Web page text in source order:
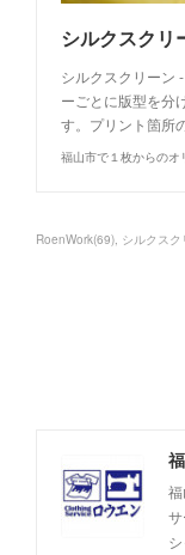
シルクスクリ
シルクスクリーン
ーごとに版型を分
す。プリント箇所
RoenWork(69) シルクスク